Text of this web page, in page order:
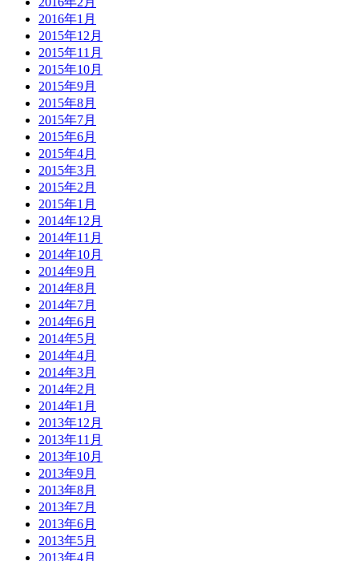
2016年1月
2015年12月
2015年11月
2015年10月
2015年9月
2015年8月
2015年7月
2015年6月
2015年4月
2015年3月
2015年2月
2015年1月
2014年12月
2014年11月
2014年10月
2014年9月
2014年8月
2014年7月
2014年6月
2014年5月
2014年4月
2014年3月
2014年2月
2014年1月
2013年12月
2013年11月
2013年10月
2013年9月
2013年8月
2013年7月
2013年6月
2013年5月
2013年4月